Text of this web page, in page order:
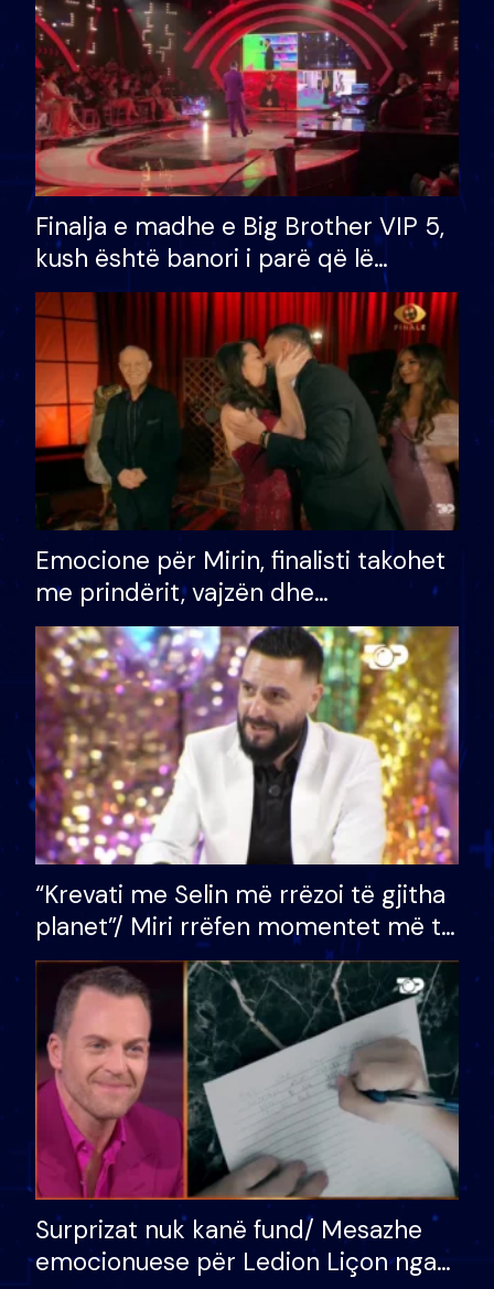
Finalja e madhe e Big Brother VIP 5,
kush është banori i parë që lë
shtëpinë dhe humb mundësinë për
të fituar çmimin e madh
Emocione për Mirin, finalisti takohet
me prindërit, vajzën dhe
bashkëshorten: S’kemi ndonjë letër
divorci apo jo?
“Krevati me Selin më rrëzoi të gjitha
planet”/ Miri rrëfen momentet më të
bukura në shtëpinë e BB VIP: Do më
mungojë zilja e mëngjesit kur…
Surprizat nuk kanë fund/ Mesazhe
emocionuese për Ledion Liçon nga